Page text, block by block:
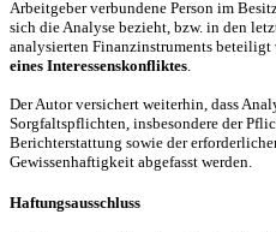
Arbeitgeber verbundene Person im
sich die Analyse bezieht, bzw. in den
analysierten Finanzinstruments beteiligt
eines Interessenskonfliktes.
Der Autor versichert weiterhin, dass
Sorgfaltspflichten, insbesondere der
Berichterstattung sowie der
Gewissenhaftigkeit abgefasst werden.
Haftungsausschluss